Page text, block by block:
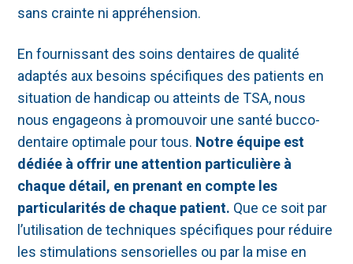
sans crainte ni appréhension.
En fournissant des soins dentaires de qualité
adaptés aux besoins spécifiques des patients en
situation de handicap ou atteints de TSA, nous
nous engageons à promouvoir une santé bucco-
dentaire optimale pour tous. Notre équipe est
dédiée à offrir une attention particulière à
chaque détail, en prenant en compte les
particularités de chaque patient. Que ce soit par
l’utilisation de techniques spécifiques pour réduire
les stimulations sensorielles ou par la mise en